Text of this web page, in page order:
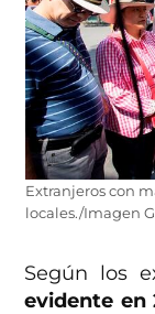
Extranjeros con
locales./Imagen
Según los
evidente en